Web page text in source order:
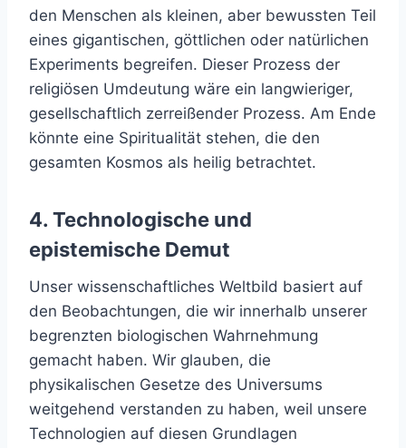
den Menschen als kleinen, aber bewussten Teil
eines gigantischen, göttlichen oder natürlichen
Experiments begreifen. Dieser Prozess der
religiösen Umdeutung wäre ein langwieriger,
gesellschaftlich zerreißender Prozess. Am Ende
könnte eine Spiritualität stehen, die den
gesamten Kosmos als heilig betrachtet.
4. Technologische und
epistemische Demut
Unser wissenschaftliches Weltbild basiert auf
den Beobachtungen, die wir innerhalb unserer
begrenzten biologischen Wahrnehmung
gemacht haben. Wir glauben, die
physikalischen Gesetze des Universums
weitgehend verstanden zu haben, weil unsere
Technologien auf diesen Grundlagen